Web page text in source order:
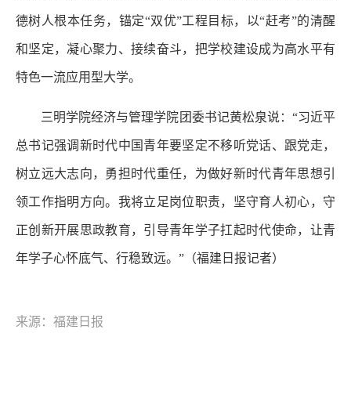
德树人根本任务，锚定“双优”工程目标，以“赶考”的清醒
和坚定，凝心聚力、接续奋斗，把学校建设成为高水平有
特色一流应用型大学。
三明学院经济与管理学院团委书记黄松泉说：“习近平
总书记强调新时代中国青年要坚定不移听党话、跟党走，
树立远大志向，勇担时代重任，为做好新时代青年思想引
领工作指明方向。我将立足岗位职责，坚守育人初心，守
正创新开展思政教育，引导青年学子扛起时代使命，让青
年学子心怀底气、行稳致远。”（福建日报记者）
来源：福建日报